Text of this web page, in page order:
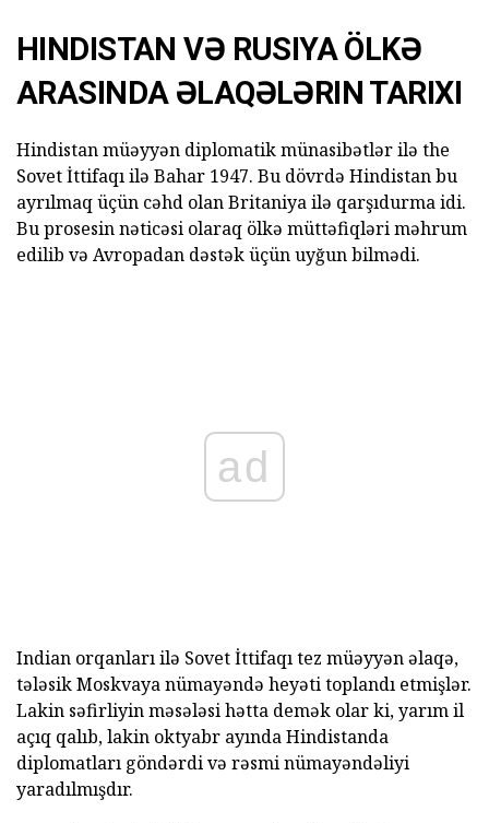
HINDISTAN VƏ RUSIYA ÖLKƏ
ARASINDA ƏLAQƏLƏRIN TARIXI
Hindistan müəyyən diplomatik münasibətlər ilə the
Sovet İttifaqı ilə Bahar 1947. Bu dövrdə Hindistan bu
ayrılmaq üçün cəhd olan Britaniya ilə qarşıdurma idi.
Bu prosesin nəticəsi olaraq ölkə müttəfiqləri məhrum
edilib və Avropadan dəstək üçün uyğun bilmədi.
ad
Indian orqanları ilə Sovet İttifaqı tez müəyyən əlaqə,
tələsik Moskvaya nümayəndə heyəti toplandı etmişlər.
Lakin səfirliyin məsələsi hətta demək olar ki, yarım il
açıq qalıb, lakin oktyabr ayında Hindistanda
diplomatları göndərdi və rəsmi nümayəndəliyi
yaradılmışdır.